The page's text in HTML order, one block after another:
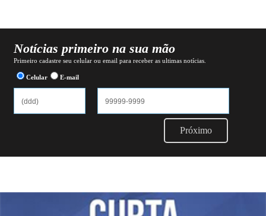
Notícias primeiro na sua mão
Primeiro cadastre seu celular ou email para receber as ultimas notícias.
Celular E-mail
Próximo